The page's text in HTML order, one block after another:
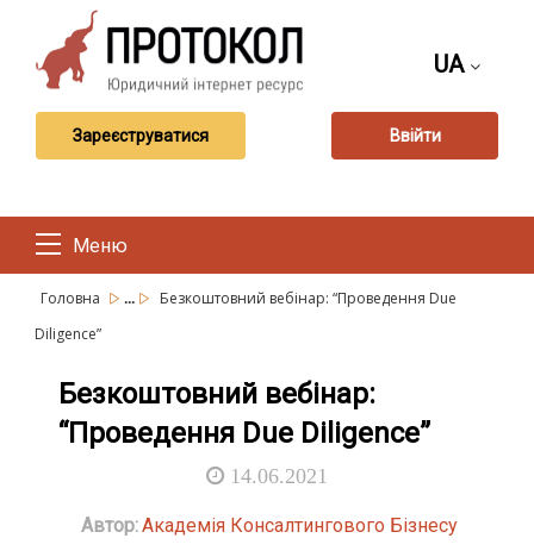
UA
Зареєструватися Ввійти
Меню
Головна ...
Безкоштовний вебінар: “Проведення Due
Diligence”
Безкоштовний вебінар:
“Проведення Due Diligence”
14.06.2021
Автор:Академія Консалтингового Бізнесу